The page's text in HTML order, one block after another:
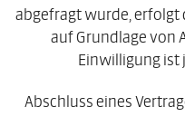
abgefragt wurde, erfolgt
auf Grundlage von
Einwilligung ist
Abschluss eines